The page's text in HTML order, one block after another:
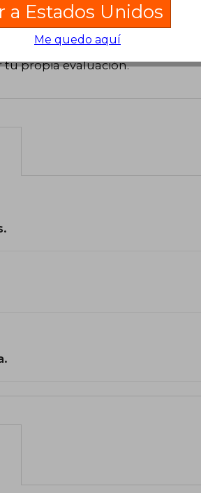
tu propia evaluación.
a Estados Unidos
Me quedo aquí